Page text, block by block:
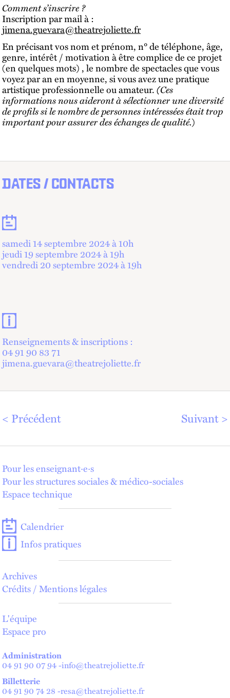
Comment s’inscrire ?
Inscription par mail à :
jimena.guevara@theatrejoliette.fr
En précisant vos nom et prénom, n° de téléphone, âge,
genre, intérêt / motivation à être complice de ce projet
(en quelques mots) , le nombre de spectacles que vous
voyez par an en moyenne, si vous avez une pratique
artistique professionnelle ou amateur.(Ces
informations nous aideront à sélectionner une diversité
de profils si le nombre de personnes intéressées était trop
important pour assurer des échanges de qualité.)
DATES / CONTACTS
Dates
samedi 14 septembre 2024 à 10h
jeudi 19 septembre 2024 à 19h
vendredi 20 septembre 2024 à 19h
Contacts et informations pratiques
Renseignements & inscriptions :
04 91 90 83 71
jimena.guevara@theatrejoliette.fr
Précédent Suivant
Pour les enseignant·e·s
Pour les structures sociales & médico-sociales
Espace technique
Calendrier
Infos pratiques
Archives
Crédits / Mentions légales
L'équipe
Espace pro
Administration
04 91 90 07 94-info@theatrejoliette.fr
Billetterie
04 91 90 74 28 -resa@theatrejoliette.fr